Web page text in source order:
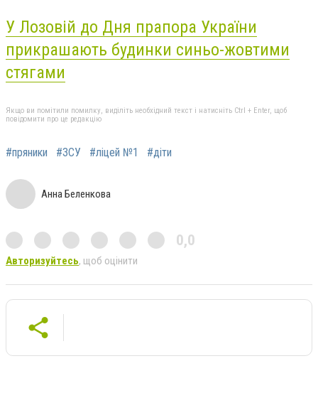
У Лозовій до Дня прапора України
прикрашають будинки синьо-жовтими
стягами
Якщо ви помітили помилку, виділіть необхідний текст і натисніть Ctrl + Enter, щоб
повідомити про це редакцію
#пряники #ЗСУ #ліцей №1 #діти
Анна Беленкова
0,0
Авторизуйтесь, щоб оцінити